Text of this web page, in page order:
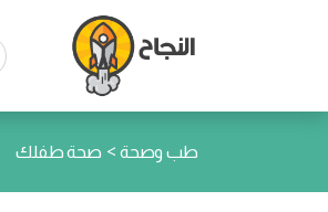
طب وصحة > صحة طفلك